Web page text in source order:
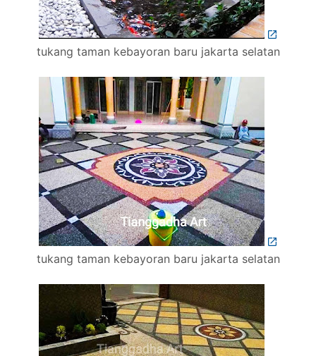
tukang taman kebayoran baru jakarta selatan
tukang taman kebayoran baru jakarta selatan